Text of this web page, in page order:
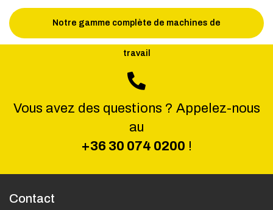
Notre gamme complète de machines de
travail
Vous avez des questions ? Appelez-nous
au
+36 30 074 0200 !
Contact